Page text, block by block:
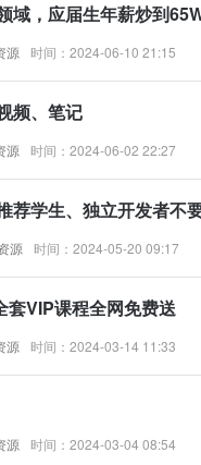
域，应届生年薪炒到
源 时间：2024-06-10 21:15
频、笔记
源 时间：2024-06-02 22:27
荐学生、独立开发者不
源 时间：2024-05-20 09:17
套VIP课程全网免费送
源 时间：2024-03-14 11:33
源 时间：2024-03-04 08:54